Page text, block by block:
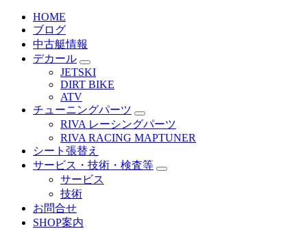
HOME
ブログ
中古艇情報
デカール
JETSKI
DIRT BIKE
ATV
チューニングパーツ
RIVA レーシングパーツ
RIVA RACING MAPTUNER
シート張替え
サービス・技術・検査等
サービス
技術
お問合せ
SHOP案内